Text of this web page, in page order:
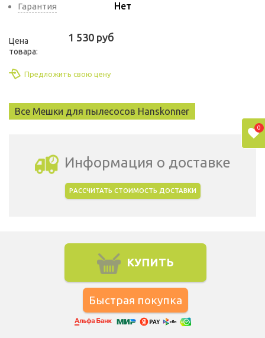
Гарантия Нет
Цена
товара:
1 530 руб
Предложить свою цену
Все Мешки для пылесосов Hanskonner
Информация о доставке
РАССЧИТАТЬ СТОИМОСТЬ ДОСТАВКИ
КУПИТЬ
0